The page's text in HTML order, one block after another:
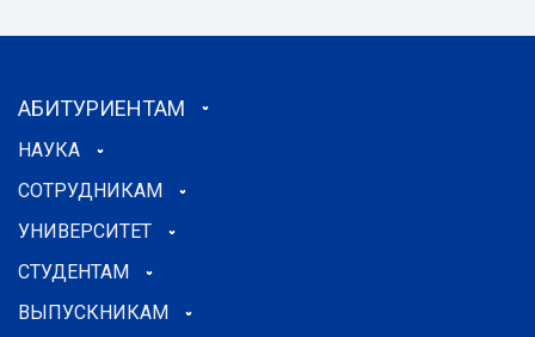
АБИТУРИЕНТАМ
НАУКА
СОТРУДНИКАМ
УНИВЕРСИТЕТ
СТУДЕНТАМ
ВЫПУСКНИКАМ